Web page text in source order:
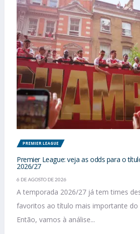
PREMIER LEAGUE
Premier League: veja as odds para o
2026/27
6 DE AGOSTO DE 2026
A temporada 2026/27 já tem times
favoritos ao título mais importante do
Então, vamos à análise...